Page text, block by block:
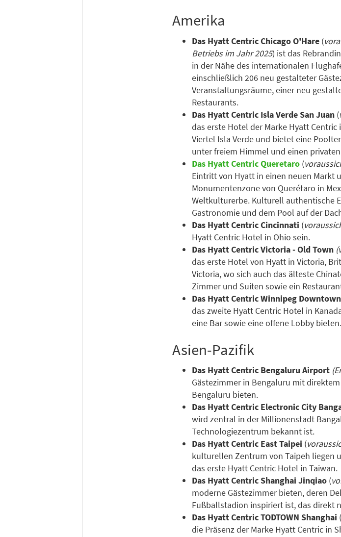
Amerika
Das Hyatt Centric Chicago O'Hare (
Betriebs im Jahr 2025) ist das
in der Nähe des internationalen
einschließlich 206 neu gestalteter
Veranstaltungsräume, einer neu
Restaurants.
Das Hyatt Centric Isla Verde San Juan (
das erste Hotel der Marke Hyatt
Viertel Isla Verde und bietet eine
unter freiem Himmel und einen
Das Hyatt Centric Queretaro (
Eintritt von Hyatt in einen neuen Markt
Monumentenzone von Querétaro in
Weltkulturerbe. Kulturell authentische
Gastronomie und dem Pool auf der
Das Hyatt Centric Cincinnati (
Hyatt Centric Hotel in Ohio sein.
Das Hyatt Centric Victoria - Old Town
das erste Hotel von Hyatt in Victoria,
Victoria, wo sich auch das älteste
Zimmer und Suiten sowie ein
Das Hyatt Centric Winnipeg Downtown
das zweite Hyatt Centric Hotel in
eine Bar sowie eine offene Lobby bieten.
Asien-Pazifik
Das Hyatt Centric Bengaluru Airport
Gästezimmer in Bengaluru mit
Bengaluru bieten.
Das Hyatt Centric Electronic City
wird zentral in der Millionenstadt
Technologiezentrum bekannt ist.
Das Hyatt Centric East Taipei (
kulturellen Zentrum von Taipeh liegen
das erste Hyatt Centric Hotel in Taiwan.
Das Hyatt Centric Shanghai Jinqiao (
moderne Gästezimmer bieten, deren
Fußballstadion inspiriert ist, das direkt
Das Hyatt Centric TODTOWN Shanghai (
die Präsenz der Marke Hyatt Centric in